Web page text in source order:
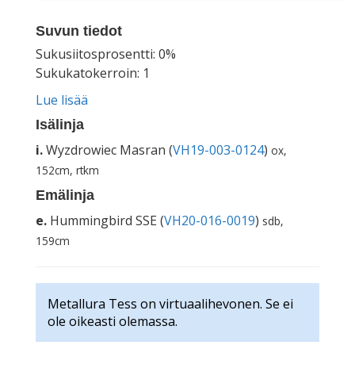
Suvun tiedot
Sukusiitosprosentti: 0%
Sukukatokerroin: 1
Lue lisää
Isälinja
i.Wyzdrowiec Masran (VH19-003-0124) ox,
152cm, rtkm
Emälinja
e. Hummingbird SSE (VH20-016-0019) sdb,
159cm
Metallura Tess on virtuaalihevonen. Se ei
ole oikeasti olemassa.